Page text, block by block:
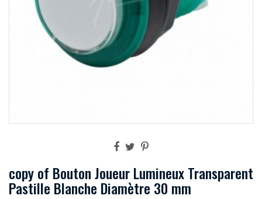
copy of Bouton Joueur Lumineux Transparent
Pastille Blanche Diamètre 30 mm